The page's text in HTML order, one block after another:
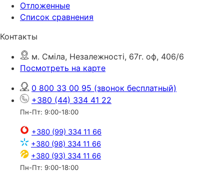
Отложенные
Список сравнения
Контакты
м. Сміла, Незалежності, 67г. оф, 406/6
Посмотреть на карте
0 800 33 00 95 (звонок бесплатный)
+380 (44) 334 41 22
Пн-Пт: 9:00-18:00
+380 (99) 334 11 66
+380 (98) 334 11 66
+380 (93) 334 11 66
Пн-Пт: 9:00-18:00